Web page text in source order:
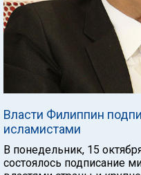
Власти Филиппин
исламистами
В понедельник, 15
состоялось подписание